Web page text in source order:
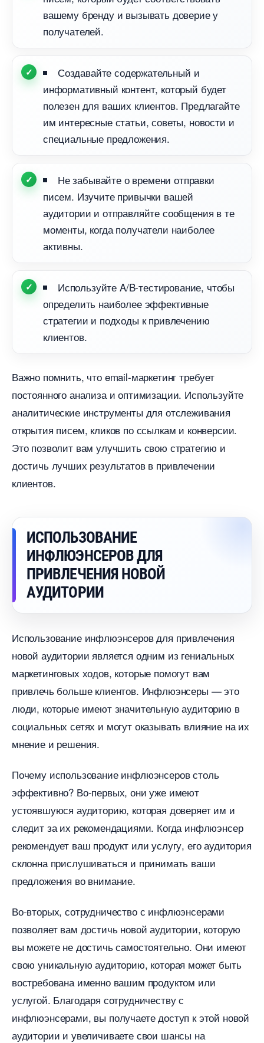
ашему бренду и вызывать доверие у
получателей.
Создавайте содержательный и
информативный контент, который будет
полезен для ваших клиентов. Предлагайте
им интересные статьи, советы, новости и
специальные предложения.
Не забывайте о времени отправки
писем. Изучите привычки вашей
аудитории и отправляйте сообщения в те
моменты, когда получатели наиболее
активны.
Используйте A/B-тестирование, чтобы
определить наиболее эффективные
стратегии и подходы к привлечению
клиентов.
ажно помнить, что email-маркетинг требует
постоянного анализа и оптимизации. Используйте
аналитические инструменты для отслеживания
открытия писем, кликов по ссылкам и конверсии.
Это позволит вам улучшить свою стратегию и
достичь лучших результатов в привлечении
клиентов.
ИСПОЛЬЗОВАНИЕ
ИНФЛЮЭНСЕРОВ ДЛЯ
ПРИВЛЕЧЕНИЯ НОВОЙ
АУДИТОРИИ
Использование инфлюэнсеров для привлечения
новой аудитории является одним из гениальных
маркетинговых ходов, которые помогут вам
привлечь больше клиентов. Инфлюэнсеры — это
люди, которые имеют значительную аудиторию
социальных сетях и могут оказывать влияние на их
мнение и решения.
Почему использование инфлюэнсеров столь
эффективно? Во-первых, они уже имеют
устоявшуюся аудиторию, которая доверяет им и
следит за их рекомендациями. Когда инфлюэнсер
рекомендует ваш продукт или услугу, его аудитория
склонна прислушиваться и принимать ваши
предложения во внимание.
о-вторых, сотрудничество с инфлюэнсерами
позволяет вам достичь новой аудитории, которую
ы можете не достичь самостоятельно. Они имеют
свою уникальную аудиторию, которая может быть
остребована именно вашим продуктом или
услугой. Благодаря сотрудничеству с
инфлюэнсерами, вы получаете доступ к этой новой
аудитории и увеличиваете свои шансы на